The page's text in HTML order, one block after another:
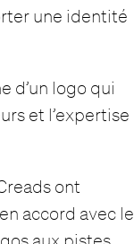
une identité
d’un logo qui
et l’expertise
ont
accord avec le